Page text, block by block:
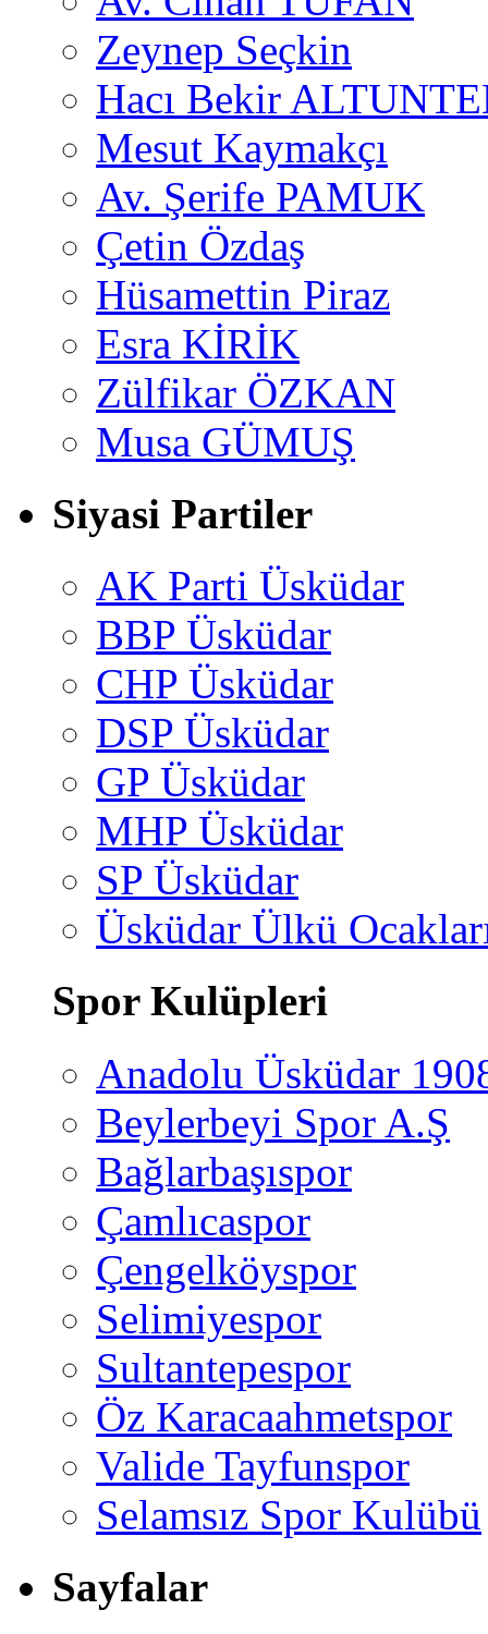
Zeynep Seçkin
Hacı Bekir
Mesut Kaymakçı
Av. Şerife PAMUK
Çetin Özdaş
Hüsamettin Piraz
Esra KİRİK
Zülfikar ÖZKAN
Musa GÜMUŞ
Siyasi Partiler
AK Parti Üsküdar
BBP Üsküdar
CHP Üsküdar
DSP Üsküdar
GP Üsküdar
MHP Üsküdar
SP Üsküdar
Üsküdar Ülkü
Spor Kulüpleri
Anadolu Üsküdar
Beylerbeyi Spor A.Ş
Bağlarbaşıspor
Çamlıcaspor
Çengelköyspor
Selimiyespor
Sultantepespor
Öz Karacaahmetspor
Valide Tayfunspor
Selamsız Spor Kulübü
Sayfalar